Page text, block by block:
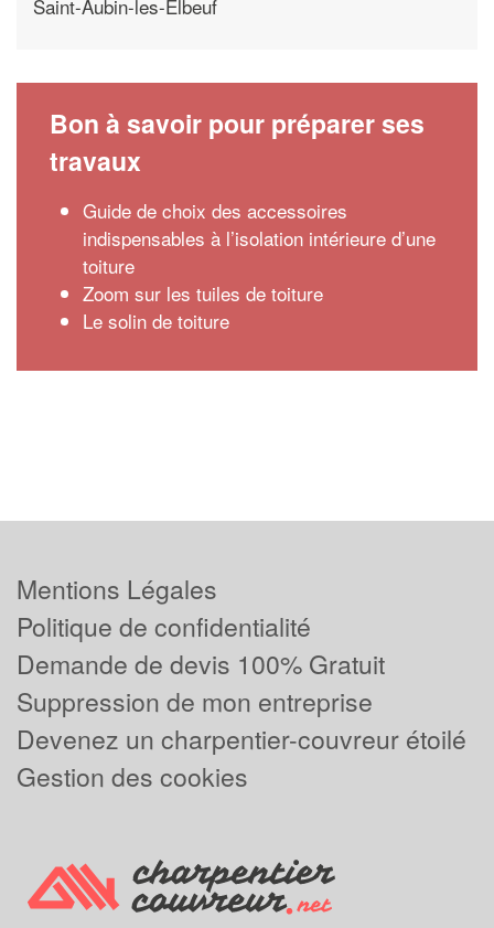
Saint-Aubin-les-Elbeuf
Bon à savoir pour préparer ses
travaux
Guide de choix des accessoires
indispensables à l’isolation intérieure d’une
toiture
Zoom sur les tuiles de toiture
Le solin de toiture
Mentions Légales
Politique de confidentialité
Demande de devis 100% Gratuit
Suppression de mon entreprise
Devenez un charpentier-couvreur étoilé
Gestion des cookies